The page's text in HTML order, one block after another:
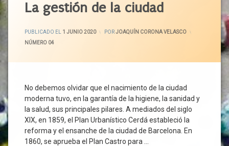
De
Evidencia
Científica
3
Medidas
Medidas
Sociales
Medidas
Urgentes
La gestión de la ciudad
PUBLICADO EL 1 JUNIO 2020
ACTUALIZADO EL
PORJOAQUÍN CORONA VELASCO
CATEGORÍAS:
NÚMERO 04
No debemos olvidar que el nacimiento de la ciudad
moderna tuvo, en la garantía de la higiene, la sanidad y
la salud, sus principales pilares. A mediados del siglo
XIX, en 1859, el Plan Urbanístico Cerdá estableció la
reforma y el ensanche de la ciudad de Barcelona. En
1860, se aprueba el Plan Castro para …
Administración
Ayuntamiento
CCAA
Ciudad
Covid-
19
Crisis
Sanitaria
Crisis